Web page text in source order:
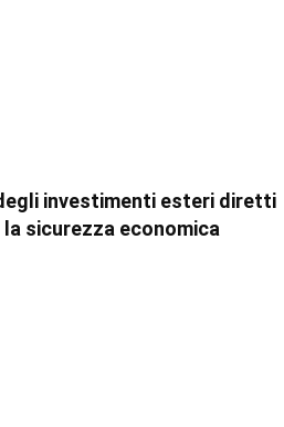
investimenti esteri diretti
sicurezza economica